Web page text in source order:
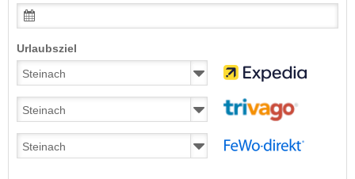
Urlaubsziel